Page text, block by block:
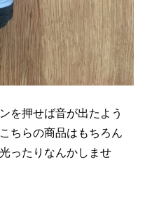
を押せば音が出たよう
ちらの商品はもちろん
ったりなんかしませ